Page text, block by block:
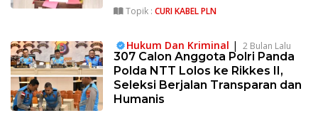
Topik : CURI KABEL PLN
Hukum Dan Kriminal | 2 Bulan Lalu
307 Calon Anggota Polri Panda
Polda NTT Lolos ke Rikkes II,
Seleksi Berjalan Transparan dan
Humanis